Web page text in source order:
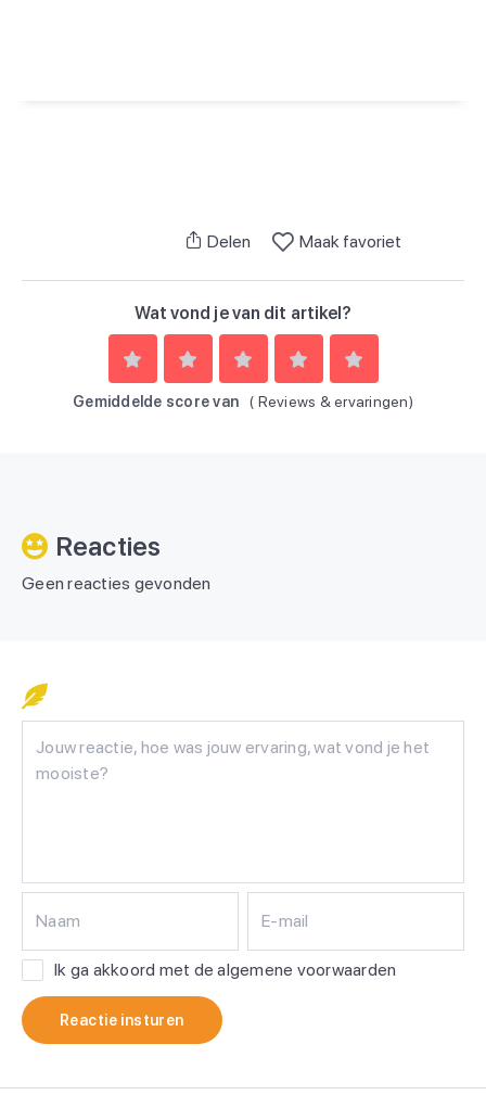
Delen Maak favoriet
Wat vond je van dit artikel?
Gemiddelde score van ( Reviews & ervaringen)
Reacties
Geen reacties gevonden
Naam E-mail
Ik ga akkoord met de algemene voorwaarden
Reactie insturen